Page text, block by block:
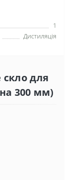
1
Дистиляція
скло для
300 мм)